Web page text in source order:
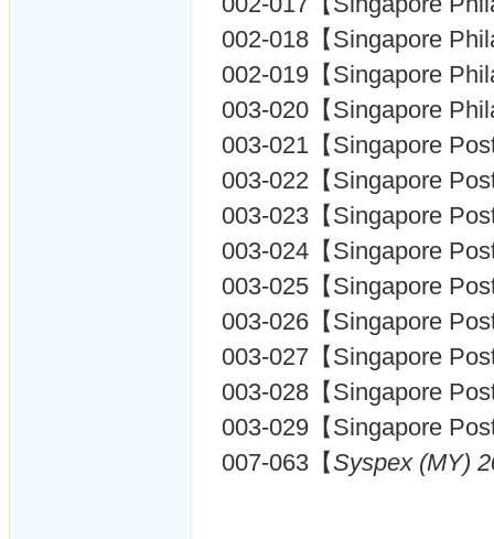
002-018【Singapore
002-019【Singapore
003-020【Singapore
003-021【Singapore
003-022【Singapore
003-023【Singapore
003-024【Singapore
003-025【Singapore
003-026【Singapore
003-027【Singapore
003-028【Singapore
003-029【Singapore
007-063【Syspex (MY)